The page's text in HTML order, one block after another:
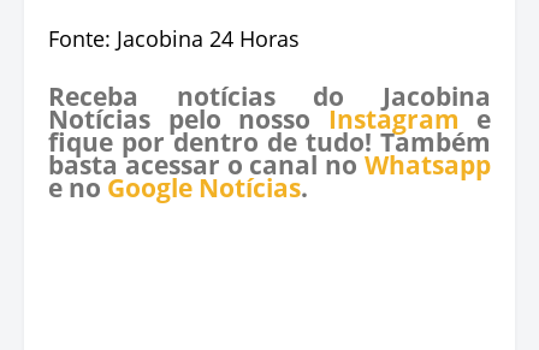
Fonte: Jacobina 24 Horas
Receba notícias do Jacobina
Notícias pelo nosso Instagram e
fique por dentro de tudo! Também
basta acessar o canal no Whatsapp
e no Google Notícias.